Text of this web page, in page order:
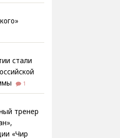
стали
1
тренер
«Чир